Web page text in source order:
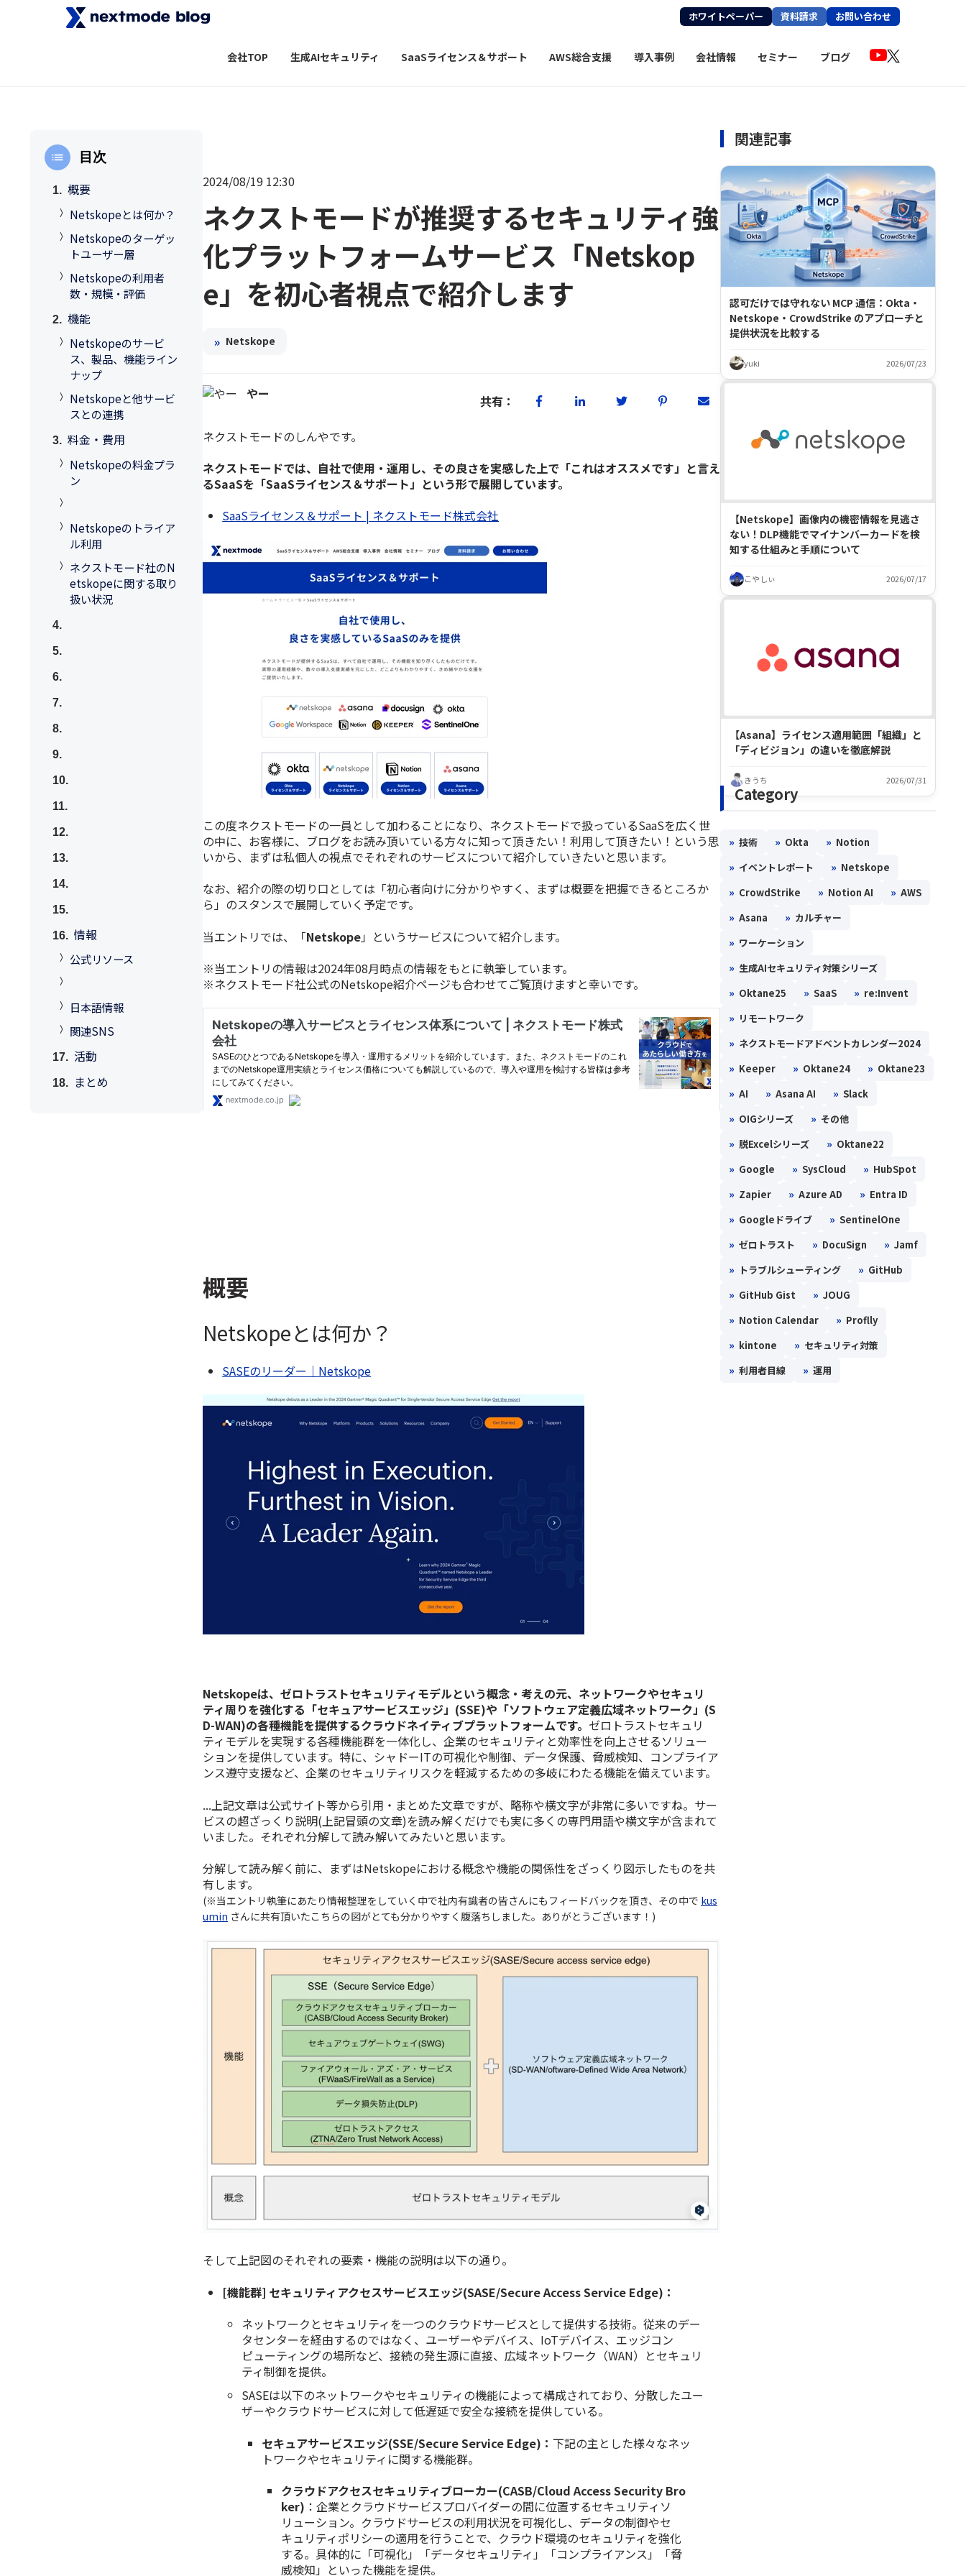
ホワイトペーパー 資料請求 お問い合わせ
会社TOP 生成AIセキュリティ SaaSライセンス＆サポート AWS総合支援 導入事例 会社情報 セミナー ブログ
目次
概要
Netskopeとは何か？
Netskopeのターゲッ
トユーザー層
Netskopeの利用者
数・規模・評価
機能
Netskopeのサービ
ス、製品、機能ライン
ナップ
Netskopeと他サービ
スとの連携
料金・費用
Netskopeの料金プラ
ン
Netskopeのトライア
ル利用
ネクストモード社のN
etskopeに関する取り
扱い状況
情報
公式リソース
日本語情報
関連SNS
活動
まとめ
2024/08/19 12:30
ネクストモードが推奨するセキュリティ強
化プラットフォームサービス「Netskop
e」を初心者視点で紹介します
» Netskope
やー 共有：
ネクストモードのしんやです。
ネクストモードでは、自社で使用・運用し、その良さを実感した上で「これはオススメです」と言え
るSaaSを「SaaSライセンス＆サポート」という形で展開しています。
SaaSライセンス＆サポート | ネクストモード株式会社
この度ネクストモードの一員として加わることになり、ネクストモードで扱っているSaaSを広く世
の中に、お客様に、ブログをお読み頂いている方々に知って頂きたい！利用して頂きたい！という思
いから、まずは私個人の視点でそれぞれのサービスについて紹介していきたいと思います。
なお、紹介の際の切り口としては「初心者向けに分かりやすく、まずは概要を把握できるところか
ら」のスタンスで展開していく予定です。
当エントリでは、「Netskope」というサービスについて紹介します。
※当エントリの情報は2024年08月時点の情報をもとに執筆しています。
※ネクストモード社公式のNetskope紹介ページも合わせてご覧頂けますと幸いです。
概要
Netskopeとは何か？
SASEのリーダー｜Netskope
Netskopeは、ゼロトラストセキュリティモデルという概念・考えの元、ネットワークやセキュリ
ティ周りを強化する 「セキュアサービスエッジ」(SSE)や「ソフトウェア定義広域ネットワーク」(S
D-WAN)の各種機能を提供するクラウドネイティブプラットフォームです。 ゼロトラストセキュリ
ティモデルを実現する各種機能群を一体化し、企業のセキュリティと効率性を向上させるソリュー
ションを提供しています。 特に、シャドーITの可視化や制御、データ保護、脅威検知、コンプライア
ンス遵守支援など、企業のセキュリティリスクを軽減するための多岐にわたる機能を備えています。
...上記文章は公式サイト等から引用・まとめた文章ですが、略称や横文字が非常に多いですね。サー
ビスの超ざっくり説明(上記冒頭の文章)を読み解くだけでも実に多くの専門用語や横文字が含まれて
いました。それぞれ分解して読み解いてみたいと思います。
分解して読み解く前に、まずはNetskopeにおける概念や機能の関係性をざっくり図示したものを共
有します。
(※当エントリ執筆にあたり情報整理をしていく中で社内有識者の皆さんにもフィードバックを頂き、その中で kus
umin さんに共有頂いたこちらの図がとても分かりやすく腹落ちしました。ありがとうございます！)
そして上記図のそれぞれの要素・機能の説明は以下の通り。
[機能群] セキュリティアクセスサービスエッジ(SASE/Secure Access Service Edge)：
ネットワークとセキュリティを一つのクラウドサービスとして提供する技術。従来のデー
タセンターを経由するのではなく、ユーザーやデバイス、IoTデバイス、エッジコン
ピューティングの場所など、接続の発生源に直接、広域ネットワーク（WAN）とセキュリ
ティ制御を提供。
SASEは以下のネットワークやセキュリティの機能によって構成されており、分散したユー
ザーやクラウドサービスに対して低遅延で安全な接続を提供している。
セキュアサービスエッジ(SSE/Secure Service Edge)： 下記の主とした様々なネッ
トワークやセキュリティに関する機能群。
クラウドアクセスセキュリティブローカー(CASB/Cloud Access Security Bro
ker) ： 企業とクラウドサービスプロバイダーの間に位置するセキュリティソ
リューション。クラウドサービスの利用状況を可視化し、データの制御やセ
キュリティポリシーの適用を行うことで、クラウド環境のセキュリティを強化
する。具体的に「可視化」「データセキュリティ」「コンプライアンス」「脅
威検知」といった機能を提供。
関連記事
認可だけでは守れない MCP 通信：Okta・
Netskope・CrowdStrike のアプローチと
提供状況を比較する
yuki 2026/07/23
【Netskope】画像内の機密情報を見逃さ
ない！DLP機能でマイナンバーカードを検
知する仕組みと手順について
こやしぃ 2026/07/17
【Asana】ライセンス適用範囲「組織」と
「ディビジョン」の違いを徹底解説
きうち 2026/07/31
Category
» 技術 » Okta » Notion
» イベントレポート » Netskope
» CrowdStrike » Notion AI » AWS
» Asana » カルチャー
» ワーケーション
» 生成AIセキュリティ対策シリーズ
» Oktane25 » SaaS » re:Invent
» リモートワーク
» ネクストモードアドベントカレンダー2024
» Keeper » Oktane24 » Oktane23
» AI » Asana AI » Slack
» OIGシリーズ » その他
» 脱Excelシリーズ » Oktane22
» Google » SysCloud » HubSpot
» Zapier » Azure AD » Entra ID
» Googleドライブ » SentinelOne
» ゼロトラスト » DocuSign » Jamf
» トラブルシューティング » GitHub
» GitHub Gist » JOUG
» Notion Calendar » Proflly
» kintone » セキュリティ対策
» 利用者目線 » 運用